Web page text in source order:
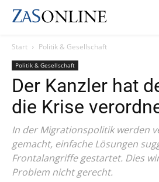
Start Politik & Gesellschaft
Politik & Gesellschaft
Der Kanzler hat
die Krise
In der Migrationspolitik werden
gemacht, einfache Lösungen
Frontalangriffe gestartet. Dies
Problem nicht gerecht.